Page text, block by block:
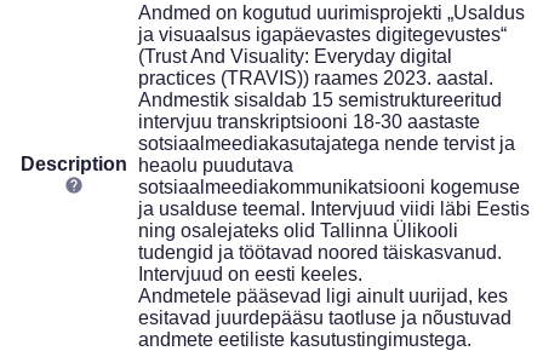
Description
Andmed on kogutud uurimisprojekti „Usaldus
ja visuaalsus igapäevastes digitegevustes“
(Trust And Visuality: Everyday digital
practices (TRAVIS)) raames 2023. aastal.
Andmestik sisaldab 15 semistruktureeritud
intervjuu transkriptsiooni 18-30 aastaste
sotsiaalmeediakasutajatega nende tervist ja
heaolu puudutava
sotsiaalmeediakommunikatsiooni kogemuse
ja usalduse teemal. Intervjuud viidi läbi Eestis
ning osalejateks olid Tallinna Ülikooli
tudengid ja töötavad noored täiskasvanud.
Intervjuud on eesti keeles.
Andmetele pääsevad ligi ainult uurijad, kes
esitavad juurdepääsu taotluse ja nõustuvad
andmete eetiliste kasutustingimustega.